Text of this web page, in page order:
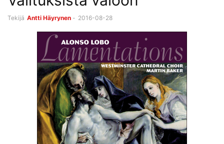
Tekijä Antti Häyrynen - 2016-08-28